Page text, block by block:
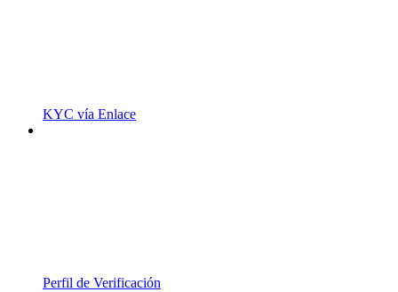
KYC vía Enlace
Perfil de Verificación